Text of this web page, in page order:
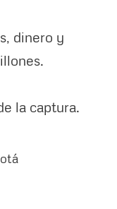
dinero y
la captura.